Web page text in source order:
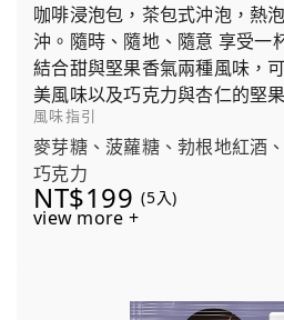
咖啡浸泡包，茶包式沖泡，熱
沖。隨時、隨地、隨意 享受一
結合甜與堅果香氣兩種風味，
美風味以及巧克力與杏仁的堅
風味指引
麥芽糖、菠蘿糖、勃根地紅酒
巧克力
NT$199 (5入)
view more +